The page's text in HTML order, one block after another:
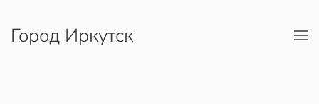
Перейти к содержимому
Город Иркутск